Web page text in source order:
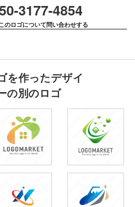
3177-4854
のロゴについて問い合わせする
を作ったデザイ
の別のロゴ